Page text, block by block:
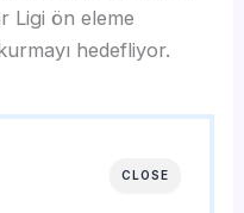
Ligi ön eleme
hedefliyor.
CLOSE